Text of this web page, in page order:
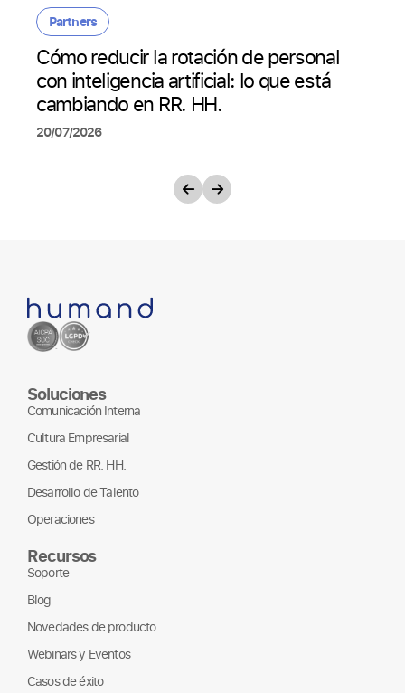
Partners
Cómo reducir la rotación de personal
con inteligencia artificial: lo que está
cambiando en RR. HH.
20/07/2026
Soluciones
Comunicación Interna
Cultura Empresarial
Gestión de RR. HH.
Desarrollo de Talento
Operaciones
Recursos
Soporte
Blog
Novedades de producto
Webinars y Eventos
Casos de éxito